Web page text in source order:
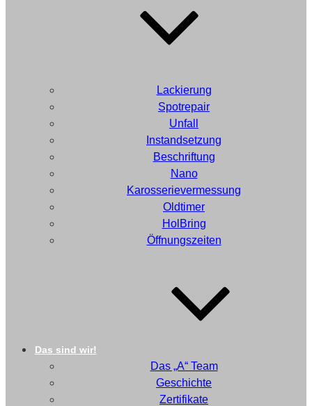
Lackierung
Spotrepair
Unfall
Instandsetzung
Beschriftung
Nano
Karosserievermessung
Oldtimer
HolBring
Öffnungszeiten
Das sind wir!
Das „A“ Team
Geschichte
Zertifikate